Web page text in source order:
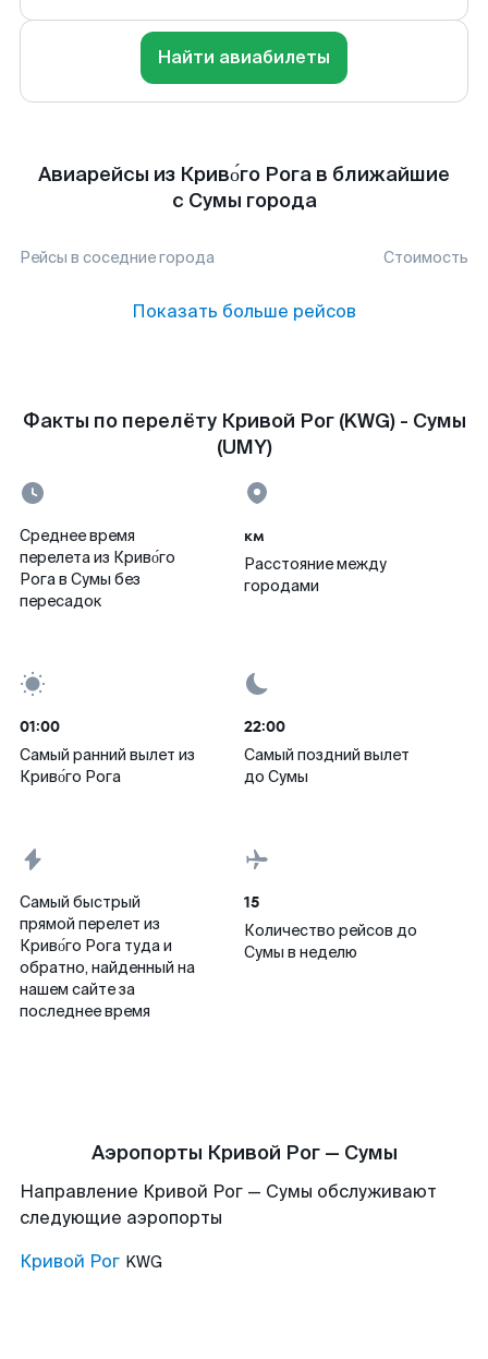
Найти авиабилеты
Авиарейсы из Криво́го Рога в ближайшие
с Сумы города
Рейсы в соседние города Стоимость
Показать больше рейсов
Факты по перелёту Кривой Рог (KWG) - Сумы
(UMY)
Среднее время
перелета из Криво́го
Рога в Сумы без
пересадок
км
Расстояние между
городами
01:00
Самый ранний вылет из
Криво́го Рога
22:00
Самый поздний вылет
до Сумы
Самый быстрый
прямой перелет из
Криво́го Рога туда и
обратно, найденный на
нашем сайте за
последнее время
15
Количество рейсов до
Сумы в неделю
Аэропорты Кривой Рог — Сумы
Направление Кривой Рог — Сумы обслуживают
следующие аэропорты
Кривой Рог KWG